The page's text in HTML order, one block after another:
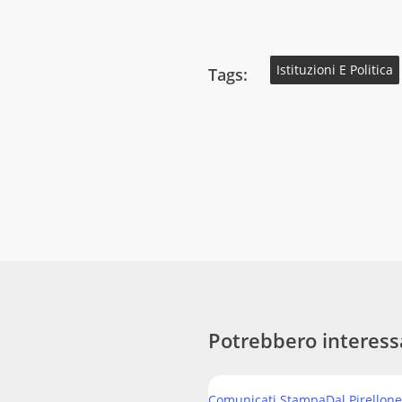
Tags: Istituzioni E Politica
Potrebbero